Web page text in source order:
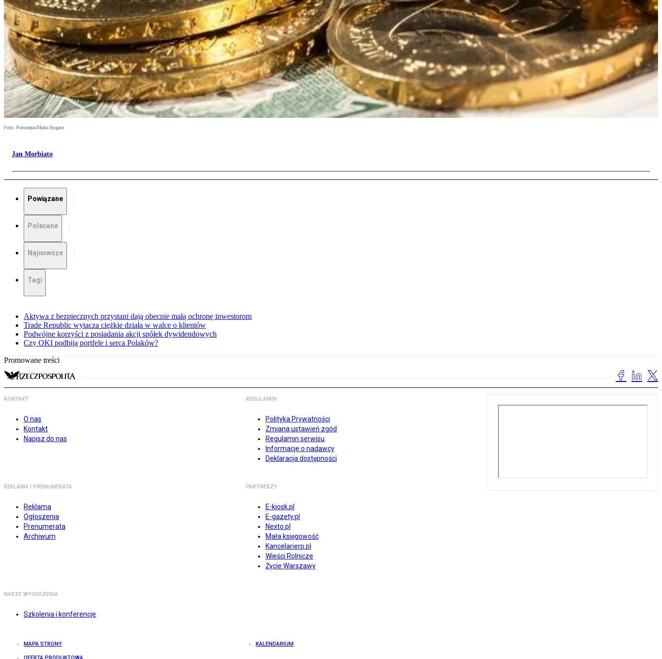
Foto: Fotorzepa/Marta Bogacz
Jan Morbiato
Powiązane
Polecane
Najnowsze
Tagi
Aktywa z bezpiecznych przystani dają obecnie małą ochronę inwestorom
Trade Republic wytacza ciężkie działa w walce o klientów
Podwójne korzyści z posiadania akcji spółek dywidendowych
Czy OKI podbiją portfele i serca Polaków?
Promowane treści
KONTAKT
O nas
Kontakt
Napisz do nas
REGULAMIN
Polityka Prywatności
Zmiana ustawień zgód
Regulamin serwisu
Informacje o nadawcy
Deklaracja dostępności
REKLAMA I PRENUMERATA
Reklama
Ogłoszenia
Prenumerata
Archiwum
PARTNERZY
E-kiosk.pl
E-gazety.pl
Nexto.pl
Mała księgowość
Kancelarierp.pl
Wieści Rolnicze
Życie Warszawy
NASZE WYDARZENIA
Szkolenia i konferencje
MAPA STRONY KALENDARIUM